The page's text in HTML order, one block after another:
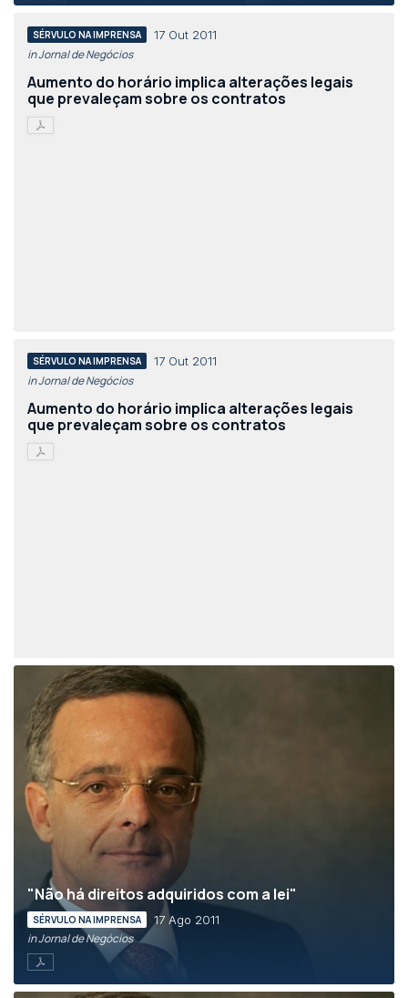
SÉRVULO NA IMPRENSA 17 Out 2011
in Jornal de Negócios
Aumento do horário implica alterações legais
que prevaleçam sobre os contratos
SÉRVULO NA IMPRENSA 17 Out 2011
in Jornal de Negócios
Aumento do horário implica alterações legais
que prevaleçam sobre os contratos
"Não há direitos adquiridos com a lei"
SÉRVULO NA IMPRENSA 17 Ago 2011
in Jornal de Negócios